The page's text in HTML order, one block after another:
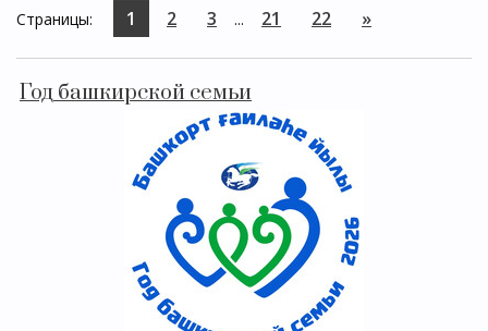
Страницы: 1 2 3 ... 21 22 »
Год башкирской семьи